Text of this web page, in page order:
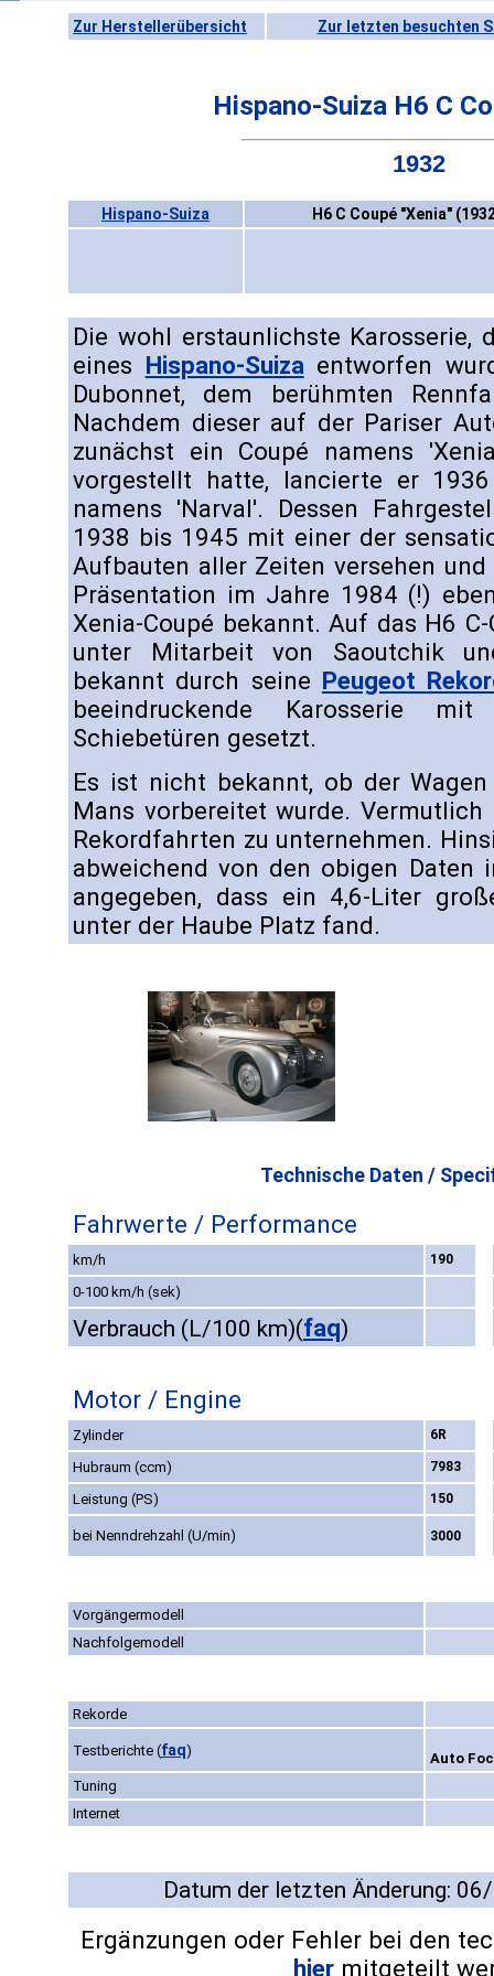
Zur Herstellerübersicht Zur letzten besuchten
Hispano-Suiza H6 C
1932
Hispano-Suiza H6 C Coupé "Xenia"
Die wohl erstaunlichste Karosserie,
eines Hispano-Suiza entworfen
Dubonnet, dem berühmten
Nachdem dieser auf der Pariser
zunächst ein Coupé namens
vorgestellt hatte, lancierte er
namens 'Narval'. Dessen
1938 bis 1945 mit einer der
Aufbauten aller Zeiten versehen
Präsentation im Jahre 1984 (!)
Xenia-Coupé bekannt. Auf das H6
unter Mitarbeit von Saoutchik
bekannt durch seine Peugeot
beeindruckende Karosserie
Schiebetüren gesetzt.
Es ist nicht bekannt, ob der
Mans vorbereitet wurde.
Rekordfahrten zu unternehmen.
abweichend von den obigen Daten
angegeben, dass ein 4,6-Liter
unter der Haube Platz fand.
Technische Daten /
Fahrwerte / Performance
km/h 190
0-100 km/h (sek)
Verbrauch (L/100 km)(faq)
Motor / Engine
Zylinder 6R
Hubraum (ccm) 7983
Leistung (PS) 150
bei Nenndrehzahl (U/min) 3000
Vorgängermodell
Nachfolgemodell
Rekorde
Testberichte (faq)
Auto
Tuning
Internet
Datum der letzten Änderung:
Ergänzungen oder Fehler bei den
hiermitgeteilt